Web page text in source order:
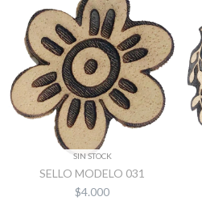
SIN STOCK
SELLO MODELO 031
$4.000